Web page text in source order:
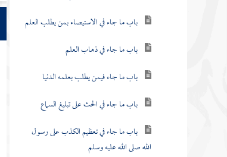
باب ما جاء في الاستيصاء بمن يطلب العلم
باب ما جاء في ذهاب العلم
باب ما جاء فيمن يطلب بعلمه الدنيا
باب ما جاء في الحث على تبليغ السماع
باب ما جاء في تعظيم الكذب على رسول
الله صلى الله عليه وسلم